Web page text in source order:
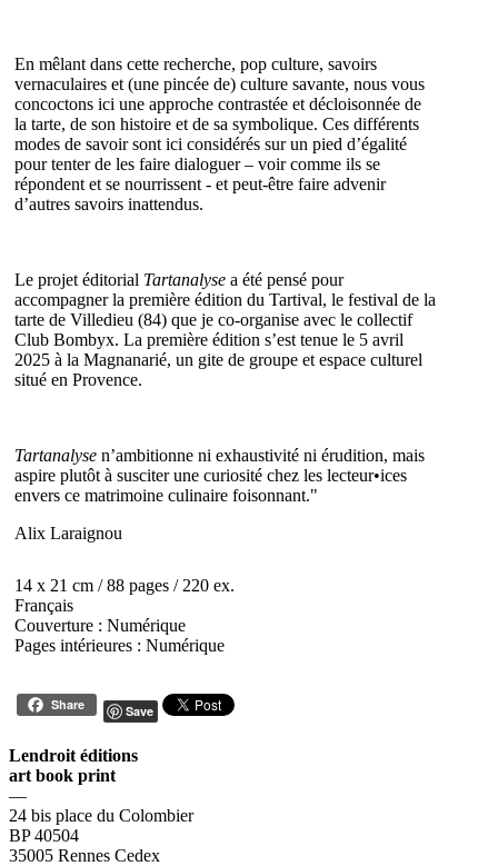
En mêlant dans cette recherche, pop culture, savoirs
vernaculaires et (une pincée de) culture savante, nous vous
concoctons ici une approche contrastée et décloisonnée de
la tarte, de son histoire et de sa symbolique. Ces différents
modes de savoir sont ici considérés sur un pied d’égalité
pour tenter de les faire dialoguer – voir comme ils se
répondent et se nourrissent - et peut-être faire advenir
d’autres savoirs inattendus.
Le projet éditorial Tartanalyse a été pensé pour
accompagner la première édition du Tartival, le festival de la
tarte de Villedieu (84) que je co-organise avec le collectif
Club Bombyx. La première édition s’est tenue le 5 avril
2025 à la Magnanarié, un gite de groupe et espace culturel
situé en Provence.
Tartanalyse n’ambitionne ni exhaustivité ni érudition, mais
aspire plutôt à susciter une curiosité chez les lecteur•ices
envers ce matrimoine culinaire foisonnant."
Alix Laraignou
14 x 21 cm / 88 pages / 220 ex.
Français
Couverture : Numérique
Pages intérieures : Numérique
Share Save
Lendroit éditions
art book print
—
24 bis place du Colombier
BP 40504
35005 Rennes Cedex